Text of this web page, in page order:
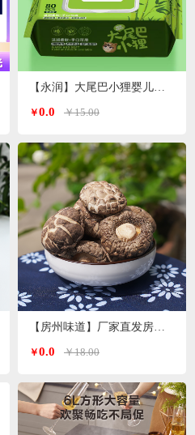
￥0.0 ￥15.00
￥0.0 ￥18.00